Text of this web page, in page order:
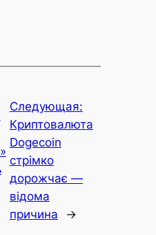
Следующая:
Криптовалюта
Dogecoin
стрімко
дорожчає —
відома
причина
→